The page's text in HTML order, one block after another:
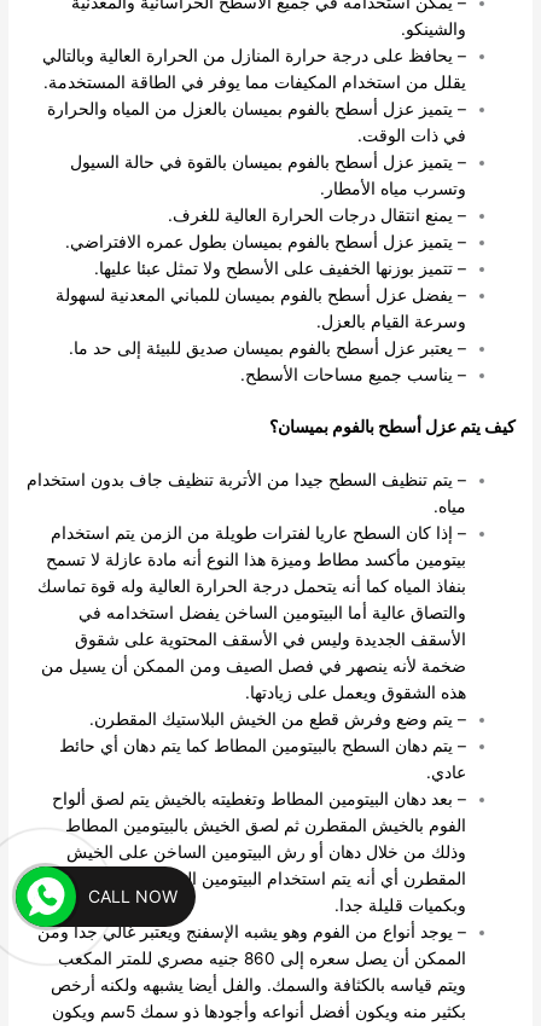
والشينكو.
– يحافظ على درجة حرارة المنازل من الحرارة العالية وبالتالي
يقلل من استخدام المكيفات مما يوفر في الطاقة المستخدمة.
– يتميز عزل أسطح بالفوم بميسان بالعزل من المياه والحرارة
في ذات الوقت.
– يتميز عزل أسطح بالفوم بميسان بالقوة في حالة السيول
وتسرب مياه الأمطار.
– يمنع انتقال درجات الحرارة العالية للغرف.
– يتميز عزل أسطح بالفوم بميسان بطول عمره الافتراضي.
– تتميز بوزنها الخفيف على الأسطح ولا تمثل عبئا عليها.
– يفضل عزل أسطح بالفوم بميسان للمباني المعدنية لسهولة
وسرعة القيام بالعزل.
– يعتبر عزل أسطح بالفوم بميسان صديق للبيئة إلى حد ما.
– يناسب جميع مساحات الأسطح.
كيف يتم عزل أسطح بالفوم بميسان؟
– يتم تنظيف السطح جيدا من الأتربة تنظيف جاف بدون استخدام
مياه.
– إذا كان السطح عاريا لفترات طويلة من الزمن يتم استخدام
بيتومين مأكسد مطاط وميزة هذا النوع أنه مادة عازلة لا تسمح
بنفاذ المياه كما أنه يتحمل درجة الحرارة العالية وله قوة تماسك
والتصاق عالية أما البيتومين الساخن يفضل استخدامه في
الأسقف الجديدة وليس في الأسقف المحتوية على شقوق
ضخمة لأنه ينصهر في فصل الصيف ومن الممكن أن يسيل من
هذه الشقوق ويعمل على زيادتها.
– يتم وضع وفرش قطع من الخيش البلاستيك المقطرن.
– يتم دهان السطح بالبيتومين المطاط كما يتم دهان أي حائط
عادي.
– بعد دهان البيتومين المطاط وتغطيته بالخيش يتم لصق ألواح
الفوم بالخيش المقطرن ثم لصق الخيش بالبيتومين المطاط
وذلك من خلال دهان أو رش البيتومين الساخن على الخيش
المقطرن أي أنه يتم استخدام البيتومين الساخن كلاصق فقط
وبكميات قليلة جدا.
– يوجد أنواع من الفوم وهو يشبه الإسفنج ويعتبر غالي جدا ومن
الممكن أن يصل سعره إلى 860 جنيه مصري للمتر المكعب
ويتم قياسه بالكثافة والسمك. والفل أيضا يشبهه ولكنه أرخص
بكثير منه ويكون أفضل أنواعه وأجودها ذو سمك 5سم ويكون
CALL NOW